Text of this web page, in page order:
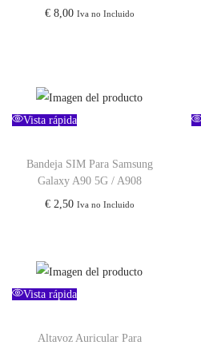
€8,00 Iva no Incluido
Vista rápida
Bandeja SIM Para Samsung
Galaxy A90 5G / A908
€2,50 Iva no Incluido
Vista rápida
Altavoz Auricular Para